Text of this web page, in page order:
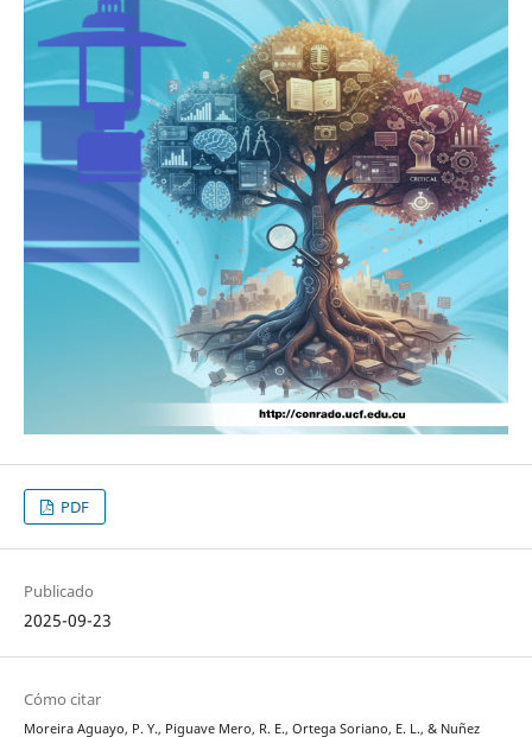
PDF
Publicado
2025-09-23
Cómo citar
Moreira Aguayo, P. Y., Piguave Mero, R. E., Ortega Soriano, E. L., & Nuñez